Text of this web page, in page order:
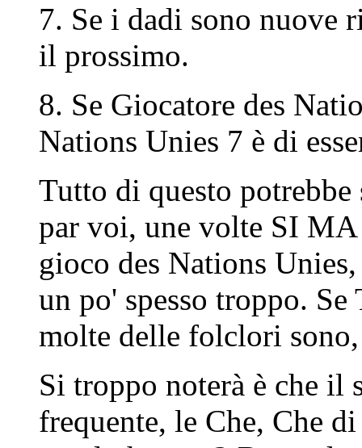
7. Se i dadi sono nuove
il prossimo.
8. Se Giocatore des
Nations Unies 7 è di
Tutto di questo
par voi, une volte SI MA
gioco des Nations
un po' spesso troppo.
molte delle folclori
Si troppo noterà è che il
frequente, le Che, Che